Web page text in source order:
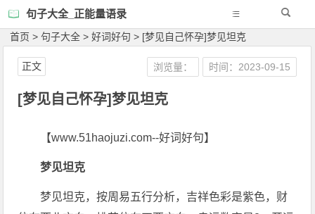
句子大全_正能量语录
首页 >句子大全 >好词好句 > [梦见自己怀孕]梦见坦克
[梦见自己怀孕]梦见坦克
浏览量： 时间：2023-09-15
正文
【www.51haojuzi.com--好词好句】
梦见坦克
梦见坦克，按周易五行分析，吉祥色彩是紫色，财